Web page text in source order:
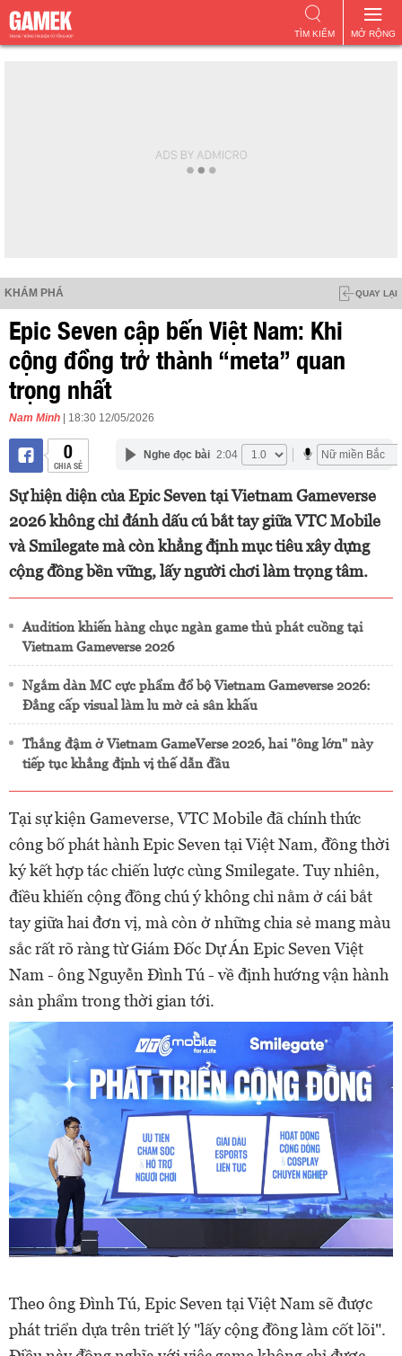
MỞ RỘNG
TÌM KIẾM
KHÁM PHÁ QUAY LẠI
Epic Seven cập bến Việt Nam: Khi
cộng đồng trở thành “meta” quan
trọng nhất
Nam Minh | 18:30 12/05/2026
0
CHIA SẺ
Nghe đọc bài 2:04
Sự hiện diện của Epic Seven tại Vietnam Gameverse
2026 không chỉ đánh dấu cú bắt tay giữa VTC Mobile
và Smilegate mà còn khẳng định mục tiêu xây dựng
cộng đồng bền vững, lấy người chơi làm trọng tâm.
Audition khiến hàng chục ngàn game thủ phát cuồng tại
Vietnam Gameverse 2026
Ngắm dàn MC cực phẩm đổ bộ Vietnam Gameverse 2026:
Đẳng cấp visual làm lu mờ cả sân khấu
Thắng đậm ở Vietnam GameVerse 2026, hai "ông lớn" này
tiếp tục khẳng định vị thế dẫn đầu
Tại sự kiện Gameverse, VTC Mobile đã chính thức
công bố phát hành Epic Seven tại Việt Nam, đồng thời
ký kết hợp tác chiến lược cùng Smilegate. Tuy nhiên,
điều khiến cộng đồng chú ý không chỉ nằm ở cái bắt
tay giữa hai đơn vị, mà còn ở những chia sẻ mang màu
sắc rất rõ ràng từ Giám Đốc Dự Án Epic Seven Việt
Nam - ông Nguyễn Đình Tú - về định hướng vận hành
sản phẩm trong thời gian tới.
Theo ông Đình Tú, Epic Seven tại Việt Nam sẽ được
phát triển dựa trên triết lý "lấy cộng đồng làm cốt lõi".